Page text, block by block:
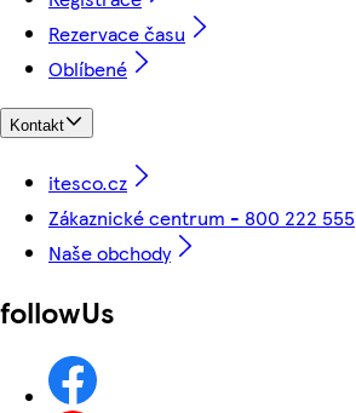
Rezervace času
Oblíbené
Kontakt
itesco.cz
Zákaznické centrum - 800 222 555
Naše obchody
followUs